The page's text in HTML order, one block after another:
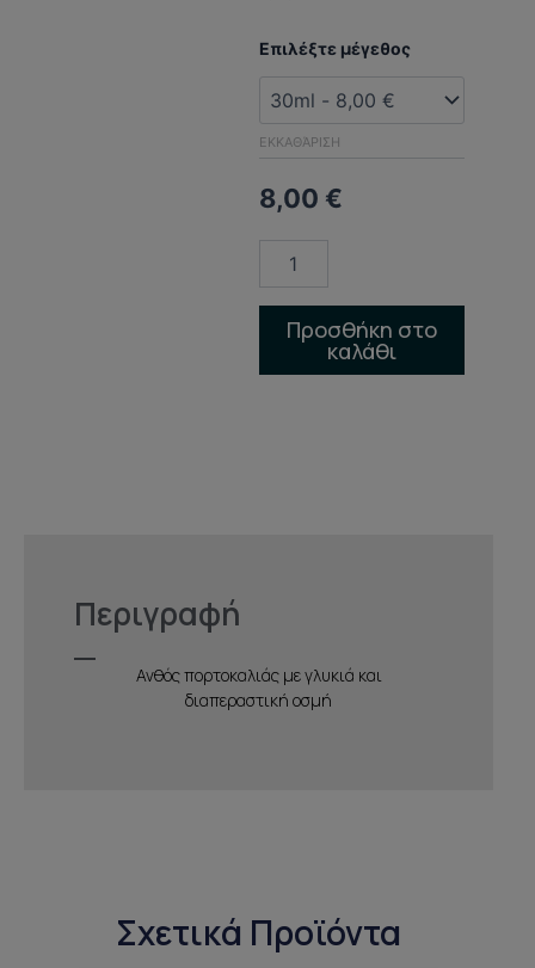
Επιλέξτε μέγεθος
ΕΚΚΑΘΆΡΙΣΗ
8,00 €
ORANGE
ποσότητα
Προσθήκη στο
καλάθι
Περιγραφή
Ανθός πορτοκαλιάς με γλυκιά και
διαπεραστική οσμή
Σχετικά Προϊόντα